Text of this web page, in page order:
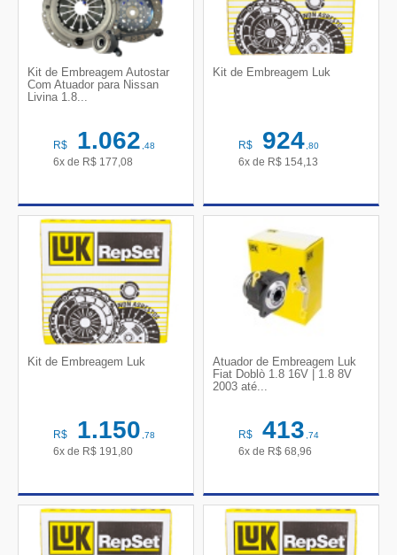
Kit de Embreagem Autostar
Com Atuador para Nissan
Livina 1.8...
R$ 1.062,48
6x de R$ 177,08
Kit de Embreagem Luk
R$ 924,80
6x de R$ 154,13
Kit de Embreagem Luk
R$ 1.150,78
6x de R$ 191,80
Atuador de Embreagem Luk
Fiat Doblò 1.8 16V | 1.8 8V
2003 até...
R$ 413,74
6x de R$ 68,96